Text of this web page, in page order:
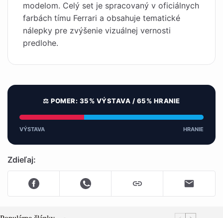
modelom. Celý set je spracovaný v oficiálnych
farbách tímu Ferrari a obsahuje tematické
nálepky pre zvýšenie vizuálnej vernosti
predlohe.
⚖️ POMER: 35% VÝSTAVA / 65% HRANIE
VÝSTAVA HRANIE
Zdieľaj: